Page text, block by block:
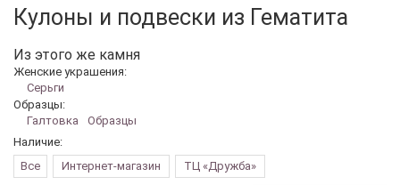
Кулоны и подвески из Гематита
Из этого же камня
Женские украшения:
Серьги
Образцы:
Галтовка
Образцы
Наличие:
Все
Интернет-магазин ТЦ «Дружба»